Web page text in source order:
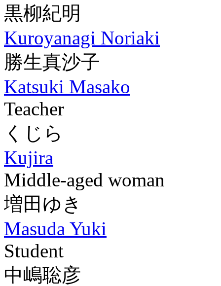
黒柳紀明
Kuroyanagi Noriaki
勝生真沙子
Katsuki Masako
Teacher
くじら
Kujira
Middle-aged woman
増田ゆき
Masuda Yuki
Student
中嶋聡彦